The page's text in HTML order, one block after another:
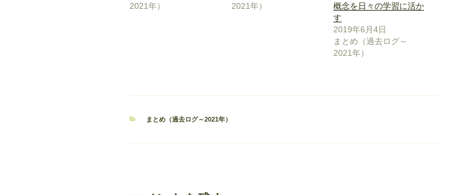
2021年）
2021年）
概念を日々の学習に活か
す
2019年6月4日
まとめ（過去ログ～
2021年）
カ
まとめ（過去ログ～2021年）